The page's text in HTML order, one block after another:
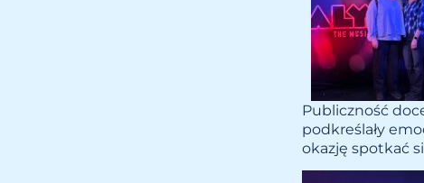
Publiczność
podkreślały
okazję spotkać